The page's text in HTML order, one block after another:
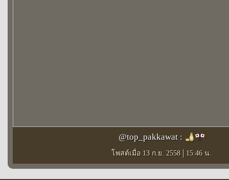
@top_pakkawat :
โพสต์เมื่อ 13 ก.ย. 2558 | 15:46 น.